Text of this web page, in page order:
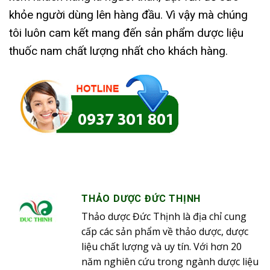
khỏe người dùng lên hàng đầu. Vì vậy mà chúng
tôi luôn cam kết mang đến sản phẩm dược liệu
thuốc nam chất lượng nhất cho khách hàng.
THẢO DƯỢC ĐỨC THỊNH
Thảo dược Đức Thịnh là địa chỉ cung
cấp các sản phẩm về thảo dược, dược
liệu chất lượng và uy tín. Với hơn 20
năm nghiên cứu trong ngành dược liệu